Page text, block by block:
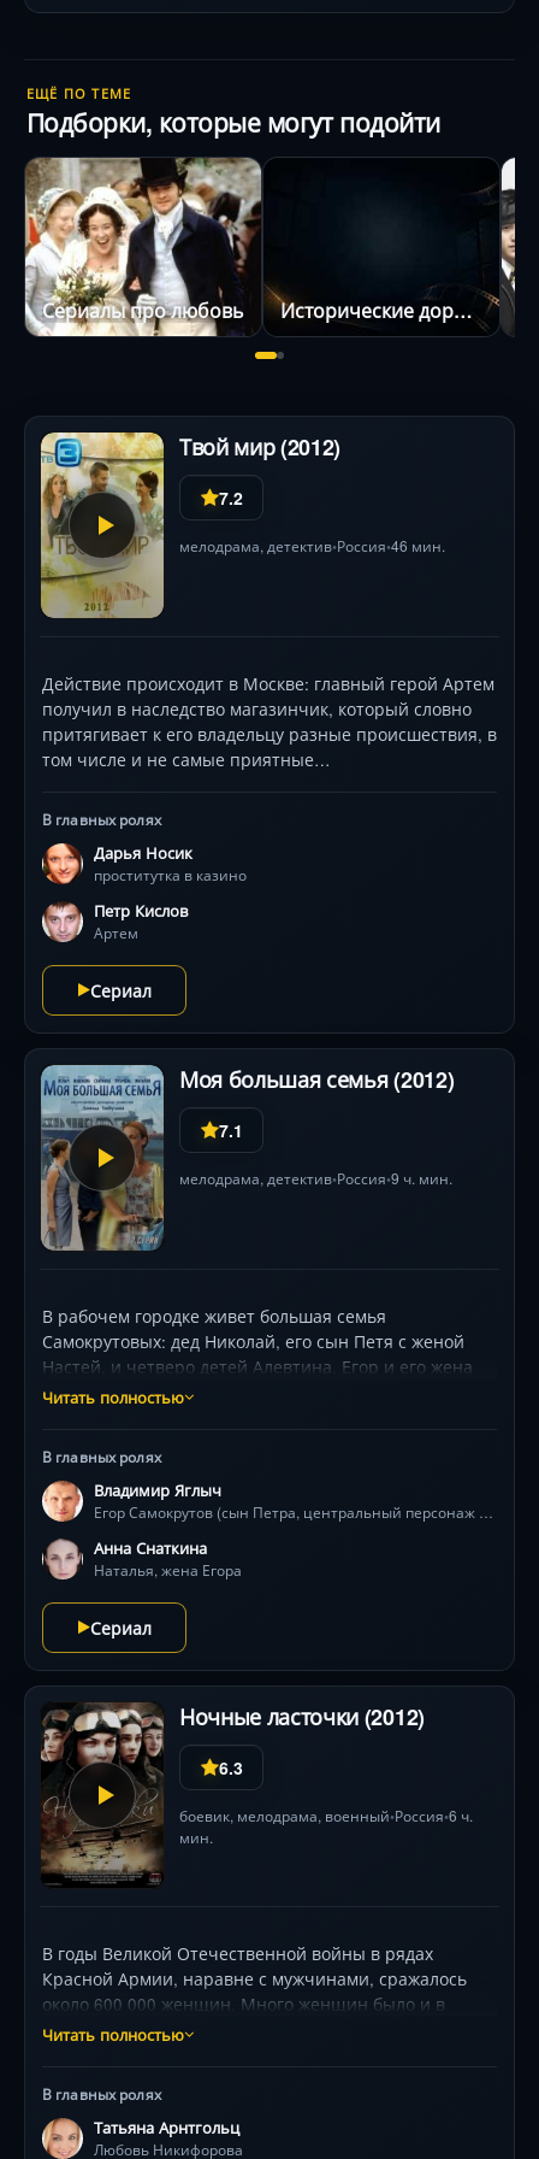
трогательным .
ЕЩЁ ПО ТЕМЕ
Подборки, которые могут подойти
Сериалы про любовь Исторические дорамы (сериалы)
Твой мир (2012)
7.2
мелодрама, детектив•Россия•46 мин.
Действие происходит в Москве: главный герой Артем
получил в наследство магазинчик, который словно
притягивает к его владельцу разные происшествия, в
том числе и не самые приятные…
В главных ролях
Дарья Носик
проститутка в казино
Петр Кислов
Артем
Сериал
Моя большая семья (2012)
7.1
мелодрама, детектив•Россия• 9 ч. мин.
В рабочем городке живет большая семья
Самокрутовых: дед Николай, его сын Петя с женой
Настей, и четверо детей Алевтина, Егор и его жена
Наталья, Гена и Вероника. Как и в любой семье у
сериале параллельно разворачиваются два сюжета:
детективный и мелодраматический. В центре сюжета
любовный треугольник между бывшими
одноклассниками. Егору Самокрутову придется
сделать сложный выбор, с кем ему остаться — с
Маргаритой, которая как ураган ворвалась в его
жизнь. Какой выбор он сделает?
Читать полностью
В главных ролях
Владимир Яглыч
Егор Самокрутов (сын Петра, центральный персонаж любовного треугольника)
Анна Снаткина
Наталья, жена Егора
Сериал
Ночные ласточки (2012)
6.3
боевик, мелодрама, военный•Россия•6 ч.
мин.
В годы Великой Отечественной войны в рядах
Красной Армии, наравне с мужчинами, сражалось
около 600 000 женщин. Много женщин было и в
авиации: лётчицы, штурманы, стрелки — радисты,
авиационных полков, так и отдельных «женских». О
некоторых наиболее известных лётчицах, об истории
Читать полностью
В главных ролях
Татьяна Арнтгольц
Любовь Никифорова